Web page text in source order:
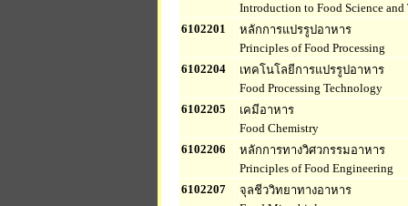
Introduction to Food Science
6102201
หลักการแปรรูปอาหาร
Principles of Food Processing
6102204
เทคโนโลยีการแปรรูปอาหาร
Food Processing Technology
6102205
เคมีอาหาร
Food Chemistry
6102206
หลักการทางวิศวกรรมอาหาร
Principles of Food Engineering
6102207
จุลชีววิทยาทางอาหาร